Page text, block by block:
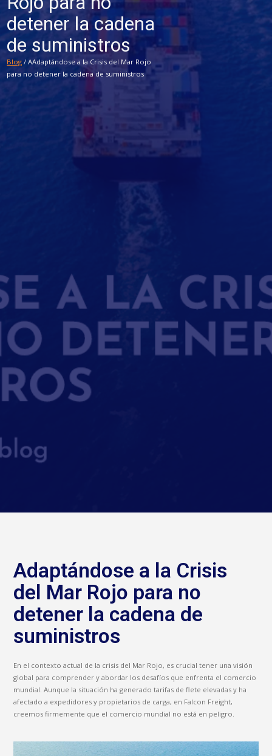
detener la cadena
de suministros
Blog / AAdaptándose a la Crisis del Mar Rojo
para no detener la cadena de suministros
Adaptándose a la Crisis
del Mar Rojo para no
detener la cadena de
suministros
En el contexto actual de la crisis del Mar Rojo, es crucial tener una visión
global para comprender y abordar los desafíos que enfrenta el comercio
mundial. Aunque la situación ha generado tarifas de flete elevadas y ha
afectado a expedidores y propietarios de carga, en Falcon Freight,
creemos firmemente que el comercio mundial no está en peligro.